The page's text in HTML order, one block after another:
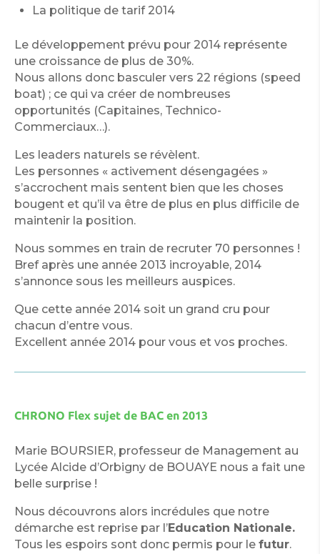
La politique de tarif 2014
Le développement prévu pour 2014 représente
une croissance de plus de 30%.
Nous allons donc basculer vers 22 régions (speed
boat) ; ce qui va créer de nombreuses
opportunités (Capitaines, Technico-
Commerciaux…).
Les leaders naturels se révèlent.
Les personnes « activement désengagées »
s’accrochent mais sentent bien que les choses
bougent et qu’il va être de plus en plus difficile de
maintenir la position.
Nous sommes en train de recruter 70 personnes !
Bref après une année 2013 incroyable, 2014
s’annonce sous les meilleurs auspices.
Que cette année 2014 soit un grand cru pour
chacun d’entre vous.
Excellent année 2014 pour vous et vos proches.
CHRONO Flex sujet de BAC en 2013
Marie BOURSIER, professeur de Management au
Lycée Alcide d’Orbigny de BOUAYE nous a fait une
belle surprise !
Nous découvrons alors incrédules que notre
démarche est reprise par l’Education Nationale.
Tous les espoirs sont donc permis pour le futur.